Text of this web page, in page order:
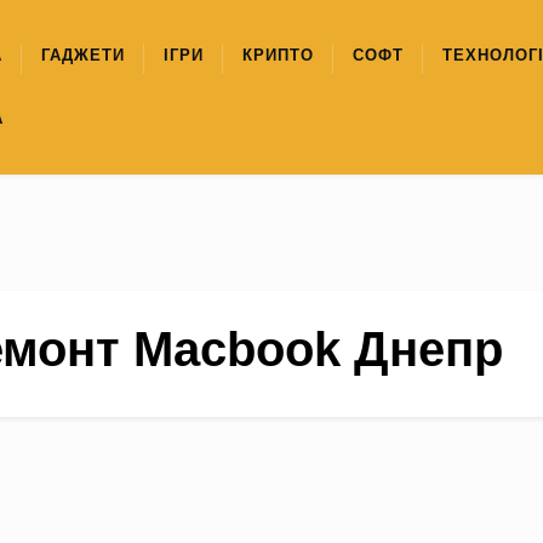
ГАДЖЕТИ ІГРИ КРИПТО СОФТ ТЕХНОЛОГІЇ
Macbook Днепр